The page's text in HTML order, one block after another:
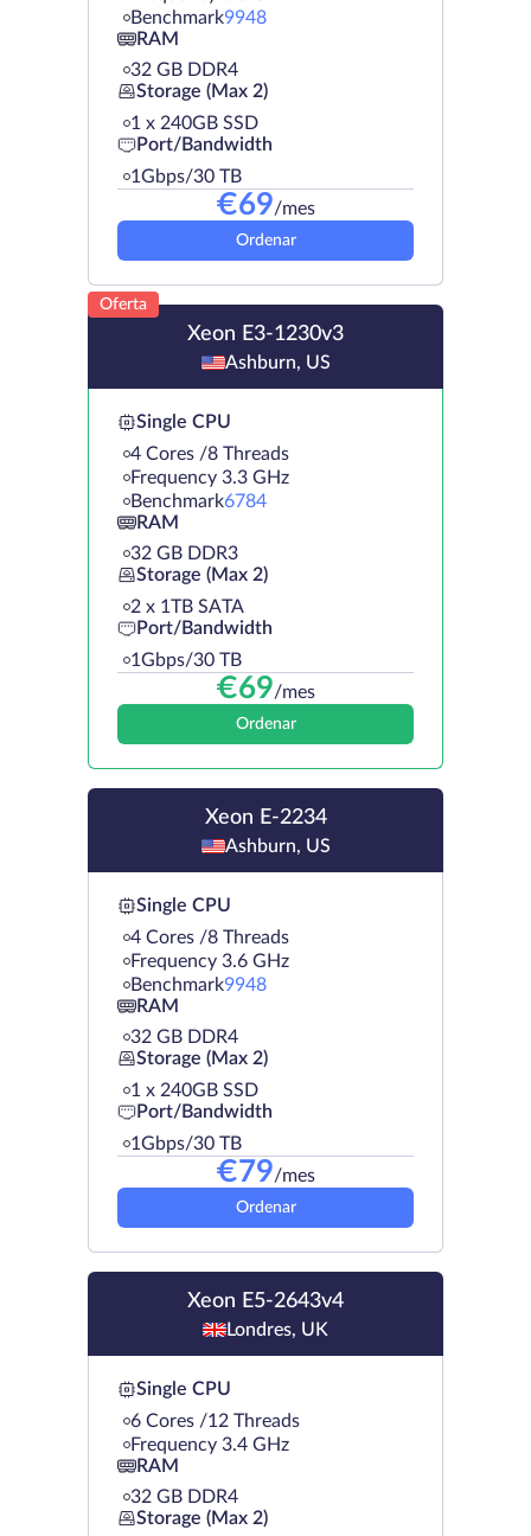
Benchmark9948
RAM
32 GB DDR4
Storage (Max 2)
1 х 240GB SSD
Port/Bandwidth
1Gbps/30 TB
€69/mes
Ordenar
Oferta
Xeon E3-1230v3
Ashburn, US
Single CPU
4 Cores /8 Threads
Frequency 3.3 GHz
Benchmark6784
RAM
32 GB DDR3
Storage (Max 2)
2 х 1TB SATA
Port/Bandwidth
1Gbps/30 TB
€69/mes
Ordenar
Xeon E-2234
Ashburn, US
Single CPU
4 Cores /8 Threads
Frequency 3.6 GHz
Benchmark9948
RAM
32 GB DDR4
Storage (Max 2)
1 х 240GB SSD
Port/Bandwidth
1Gbps/30 TB
€79/mes
Ordenar
Xeon E5-2643v4
Londres, UK
Single CPU
6 Cores /12 Threads
Frequency 3.4 GHz
RAM
32 GB DDR4
Storage (Max 2)